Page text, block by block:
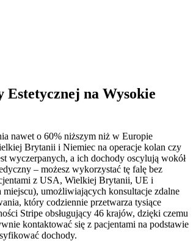
na Wysokie
nawet o 60% niższym niż w Europie
Brytanii i Niemiec na operacje kolan czy
wyczerpanych, a ich dochody oscylują wokół
– możesz wykorzystać tę falę bez
z USA, Wielkiej Brytanii, UE i
umożliwiających konsultacje zdalne
który codziennie przetwarza tysiące
Stripe obsługujący 46 krajów, dzięki czemu
kontaktować się z pacjentami na podstawie
dochody.